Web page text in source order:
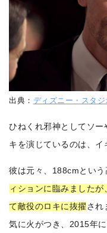
出典： ディズニー・スタ
ひねくれ邪神としてソー
キを演じているのは、イ
彼は元々、188cmとい
ィションに臨みました
て敵役のロキに抜擢され
気に火がつき、2015年